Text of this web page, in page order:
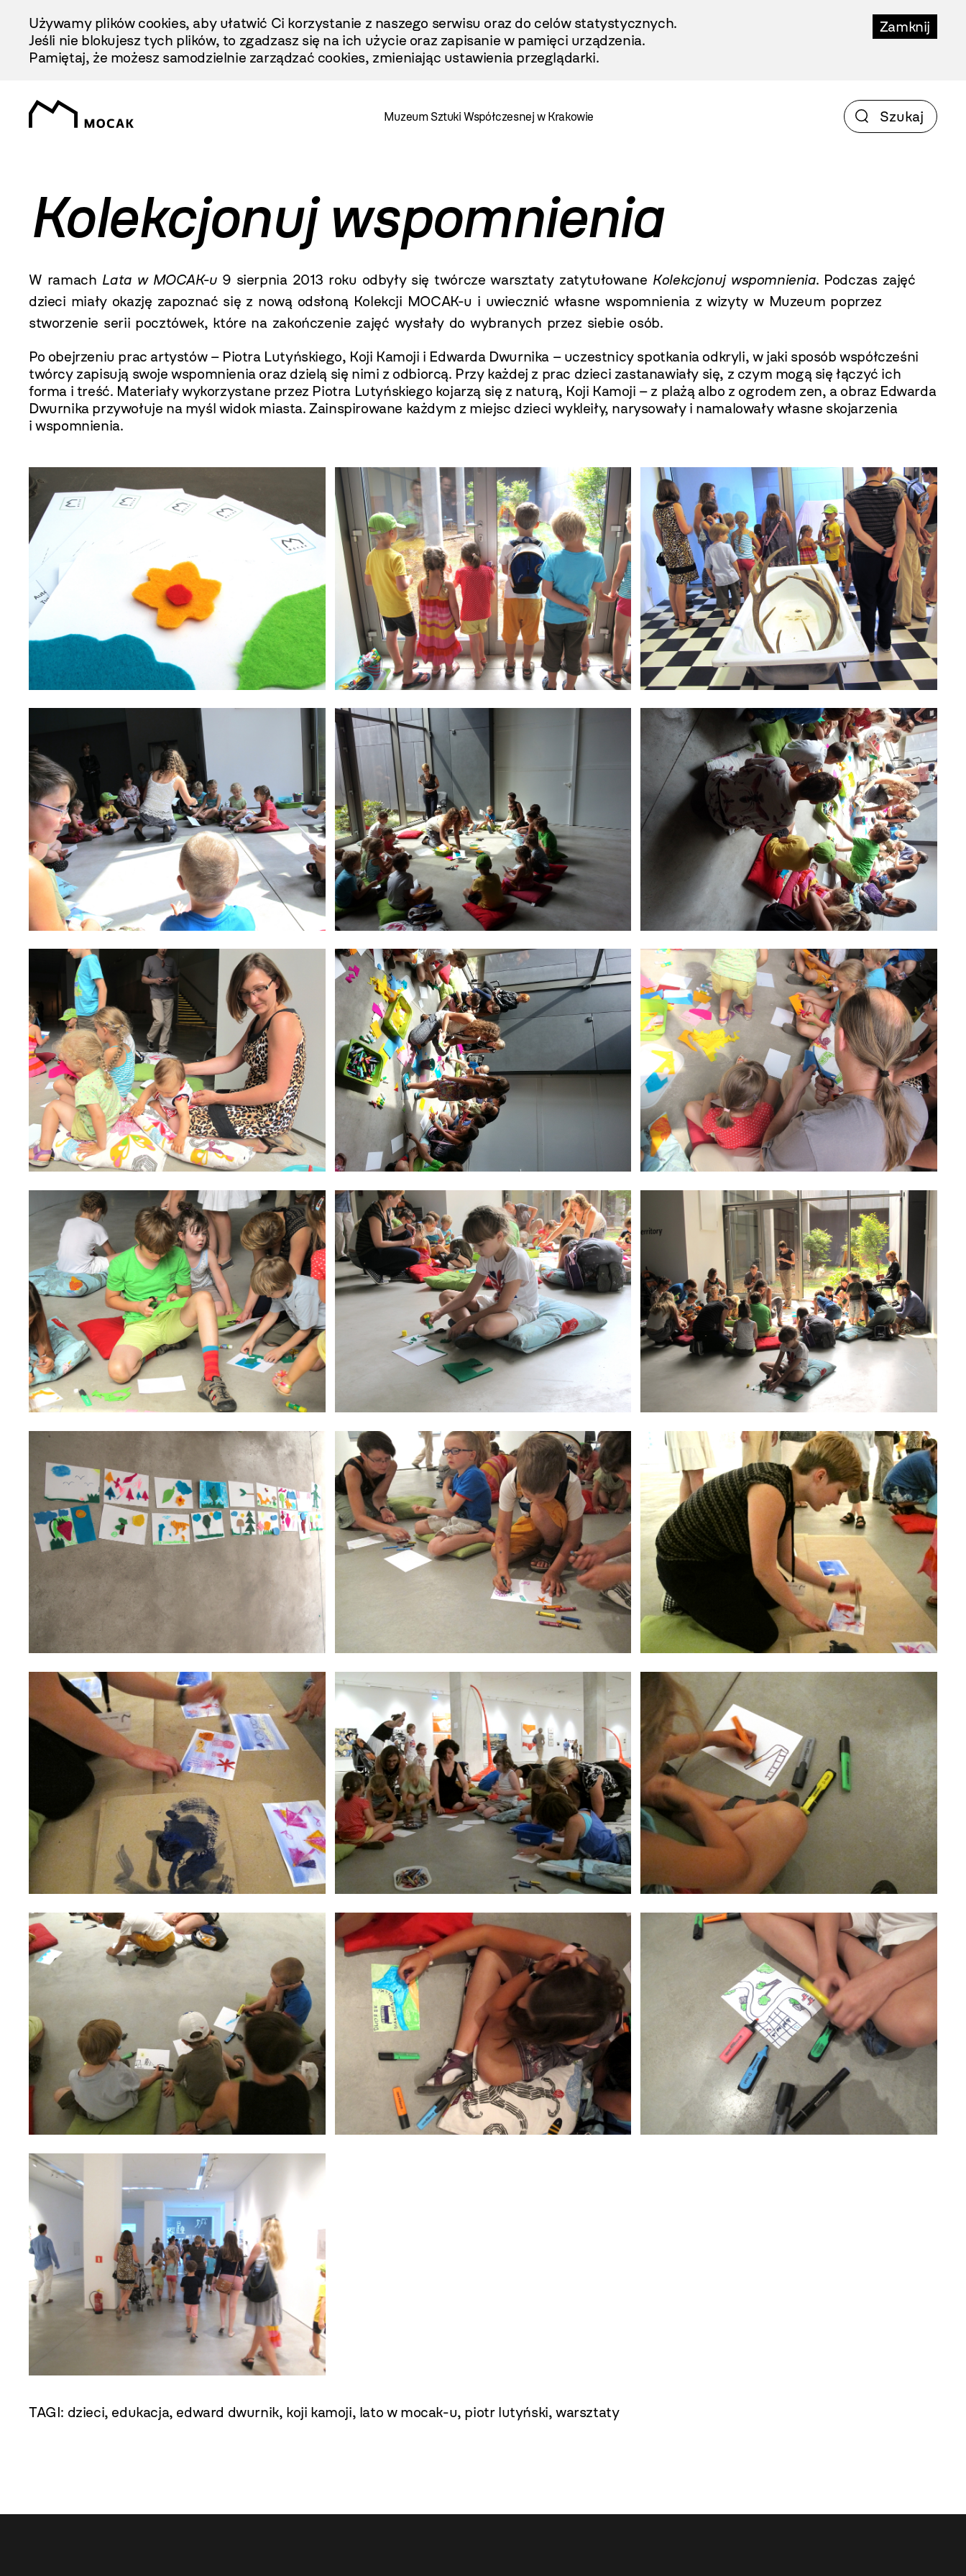
Treści
Zamknij
Używamy plików cookies, aby ułatwić Ci korzystanie z naszego serwisu oraz do celów statystycznych.
Jeśli nie blokujesz tych plików, to zgadzasz się na ich użycie oraz zapisanie w pamięci urządzenia.
Pamiętaj, że możesz samodzielnie zarządzać cookies, zmieniając ustawienia przeglądarki.
Muzeum Sztuki Współczesnej w Krakowie
Kolekcjonuj wspomnienia
W ramach Lata w MOCAK-u 9 sierpnia 2013 roku odbyły się twórcze warsztaty zatytułowane Kolekcjonuj wspomnienia. Podczas zajęć
dzieci miały okazję zapoznać się z nową odsłoną Kolekcji MOCAK-u i uwiecznić własne wspomnienia z wizyty w Muzeum poprzez
stworzenie serii pocztówek, które na zakończenie zajęć wysłały do wybranych przez siebie osób.
Po obejrzeniu prac artystów – Piotra Lutyńskiego, Koji Kamoji i Edwarda Dwurnika – uczestnicy spotkania odkryli, w jaki sposób współcześni
twórcy zapisują swoje wspomnienia oraz dzielą się nimi z odbiorcą. Przy każdej z prac dzieci zastanawiały się, z czym mogą się łączyć ich
forma i treść. Materiały wykorzystane przez Piotra Lutyńskiego kojarzą się z naturą, Koji Kamoji – z plażą albo z ogrodem zen, a obraz Edwarda
Dwurnika przywołuje na myśl widok miasta. Zainspirowane każdym z miejsc dzieci wykleiły, narysowały i namalowały własne skojarzenia
i wspomnienia.
TAGI: dzieci, edukacja, edward dwurnik, koji kamoji, lato w mocak-u, piotr lutyński,warsztaty